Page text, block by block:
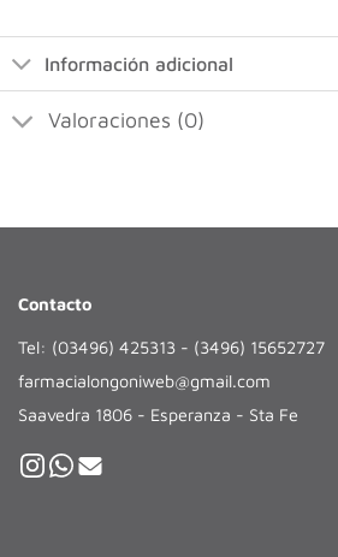
Información adicional
Valoraciones (0)
Contacto
Tel: (03496) 425313 - (3496) 15652727
farmacialongoniweb@gmail.com
Saavedra 1806 - Esperanza - Sta Fe